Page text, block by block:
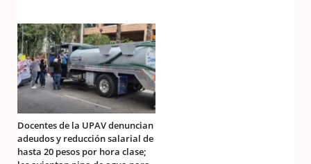
Docentes de la UPAV denuncian
adeudos y reducción salarial de
hasta 20 pesos por hora clase;